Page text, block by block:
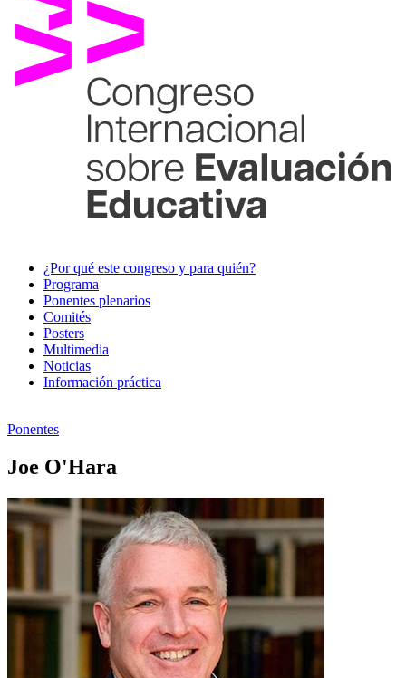
¿Por qué este congreso y para quién?
Programa
Ponentes plenarios
Comités
Posters
Multimedia
Noticias
Información práctica
Ponentes
Joe O'Hara